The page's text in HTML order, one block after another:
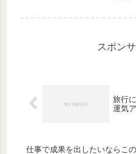
スポン
旅行
運気
仕事で成果を出したいならこ